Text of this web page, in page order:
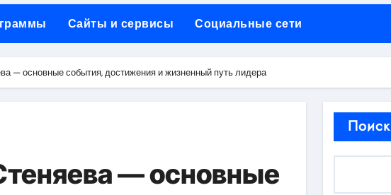
без верификации и участия банков с пополнением в USDT
принципы SEO, рекламные каналы и техническая поддержка
Сайты и сервисы Социальные сети
— основные события, достижения и жизненный путь лидера
— основные
Поиск